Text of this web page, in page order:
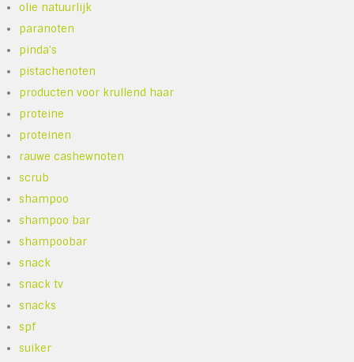
olie natuurlijk
paranoten
pinda's
pistachenoten
producten voor krullend haar
proteine
proteinen
rauwe cashewnoten
scrub
shampoo
shampoo bar
shampoobar
snack
snack tv
snacks
spf
suiker